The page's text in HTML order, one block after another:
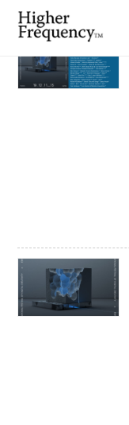
TAG: Daito Manabe